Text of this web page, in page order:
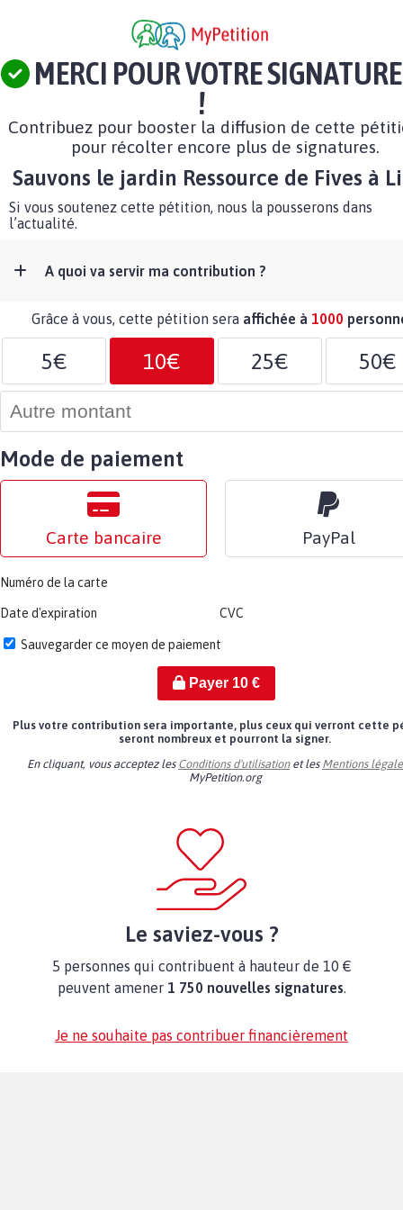
MERCI POUR VOTRE SIGNATURE
!
Contribuez pour booster la diffusion de cette
pour récolter encore plus de signatures.
Sauvons le jardin Ressource de Fives à
Si vous soutenez cette pétition, nous la pousserons dans
l’actualité.
A quoi va servir ma contribution ?
Grâce à vous, cette pétition sera affichée à 1000
5€ 10€ 25€ 50€
Mode de paiement
Carte bancaire PayPal
Numéro de la carte
Date d'expiration CVC
Sauvegarder ce moyen de paiement
Payer 10€
Plus votre contribution sera importante, plus ceux qui verront cette
seront nombreux et pourront la signer.
En cliquant, vous acceptez les Conditions d'utilisationet les Mentions
MyPetition.org
Le saviez-vous ?
5 personnes qui contribuent à hauteur de 10 €
peuvent amener 1 750 nouvelles signatures.
Je ne souhaite pas contribuer financièrement